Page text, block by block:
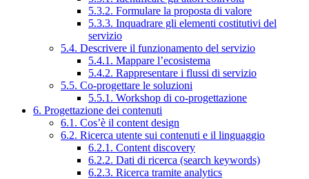
5.3.2. Formulare la proposta di valore
5.3.3. Inquadrare gli elementi costitutivi del
servizio
5.4. Descrivere il funzionamento del servizio
5.4.1. Mappare l’ecosistema
5.4.2. Rappresentare i flussi di servizio
5.5. Co-progettare le soluzioni
5.5.1. Workshop di co-progettazione
6. Progettazione dei contenuti
6.1. Cos’è il content design
6.2. Ricerca utente sui contenuti e il linguaggio
6.2.1. Content discovery
6.2.2. Dati di ricerca (search keywords)
6.2.3. Ricerca tramite analytics